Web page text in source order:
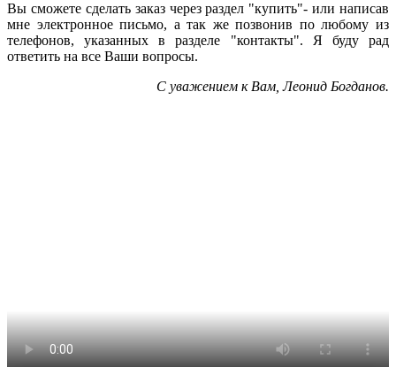
Вы сможете сделать заказ через раздел "купить"- или написав
мне электронное письмо, а так же позвонив по любому из
телефонов, указанных в разделе "контакты". Я буду рад
ответить на все Ваши вопросы.
С уважением к Вам, Леонид Богданов.